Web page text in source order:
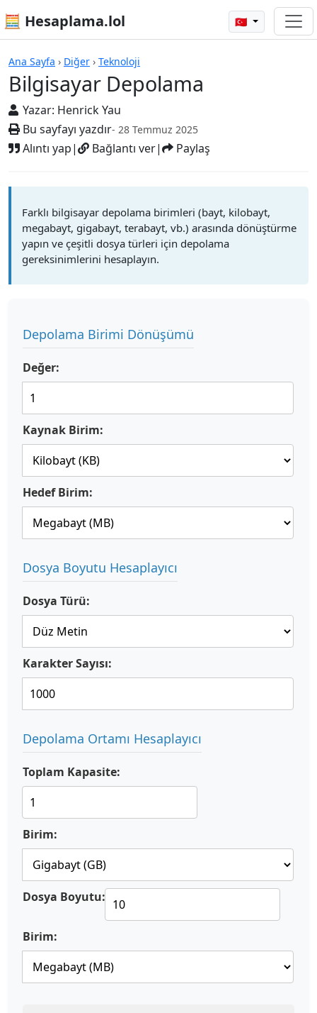
🧮 Hesaplama.lol 🇹🇷
Ana Sayfa › Diğer › Teknoloji
Bilgisayar Depolama
Yazar: Henrick Yau
Bu sayfayı yazdır- 28 Temmuz 2025
Alıntı yap| Bağlantı ver| Paylaş
Bilgisayar Depolama
Farklı bilgisayar depolama birimleri (bayt, kilobayt,
megabayt, gigabayt, terabayt, vb.) arasında dönüştürme
yapın ve çeşitli dosya türleri için depolama
gereksinimlerini hesaplayın.
Depolama Birimi Dönüşümü
Değer:
Kaynak Birim:
Hedef Birim:
Dosya Boyutu Hesaplayıcı
Dosya Türü:
Karakter Sayısı:
Depolama Ortamı Hesaplayıcı
Toplam Kapasite:
Birim:
Dosya Boyutu:
Birim: